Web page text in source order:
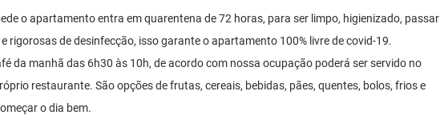
o apartamento entra em quarentena de 72 horas, para ser limpo, higienizado, passar
rigorosas de desinfecção, isso garante o apartamento 100% livre de covid-19.
da manhã das 6h30 às 10h, de acordo com nossa ocupação poderá ser servido no
restaurante. São opções de frutas, cereais, bebidas, pães, quentes, bolos, frios e
o dia bem.